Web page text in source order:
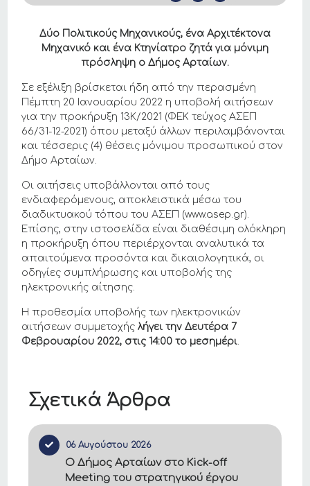
Σχετικά Άρθρα
06 Αυγούστου 2026
Ο Δήμος Αρταίων στο Kick-off
Meeting του στρατηγικού έργου
Δύο Πολιτικούς Μηχανικούς, ένα Αρχιτέκτονα
Μηχανικό και ένα Κτηνίατρο ζητά για μόνιμη
πρόσληψη ο Δήμος Αρταίων.
Σε εξέλιξη βρίσκεται ήδη από την περασμένη
Πέμπτη 20 Ιανουαρίου 2022 η υποβολή αιτήσεων
για την προκήρυξη 13Κ/2021 (ΦΕΚ τεύχος ΑΣΕΠ
66/31-12-2021) όπου μεταξύ άλλων περιλαμβάνονται
και τέσσερις (4) θέσεις μόνιμου προσωπικού στον
Δήμο Αρταίων.
Οι αιτήσεις υποβάλλονται από τους
ενδιαφερόμενους, αποκλειστικά μέσω του
διαδικτυακού τόπου του ΑΣΕΠ (www.asep.gr).
Επίσης, στην ιστοσελίδα είναι διαθέσιμη ολόκληρη
η προκήρυξη όπου περιέρχονται αναλυτικά τα
απαιτούμενα προσόντα και δικαιολογητικά, οι
οδηγίες συμπλήρωσης και υποβολής της
ηλεκτρονικής αίτησης.
Η προθεσμία υποβολής των ηλεκτρονικών
αιτήσεων συμμετοχήςλήγει την Δευτέρα 7
Φεβρουαρίου 2022, στις 14:00 το μεσημέρι